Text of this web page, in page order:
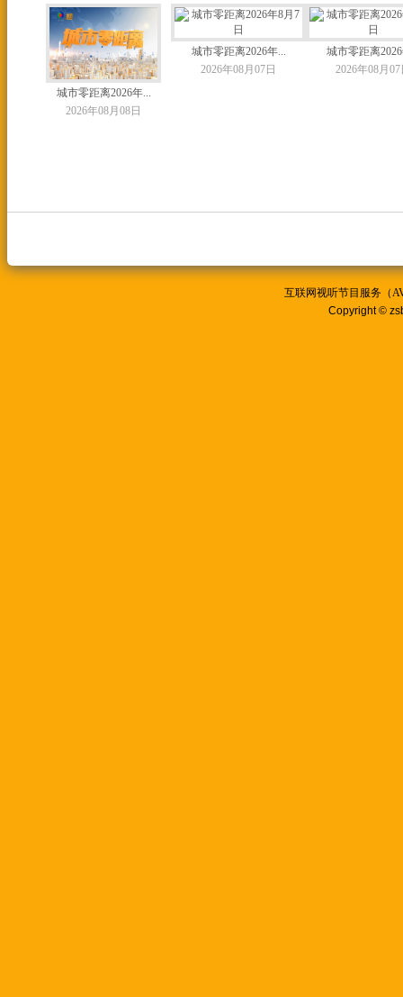
城市零距离2026年...
2026年08月08日
城市零距离2026年...
2026年08月07日
城市零距离
2026年08月07
互联网视听节目服务（
Copyright ©